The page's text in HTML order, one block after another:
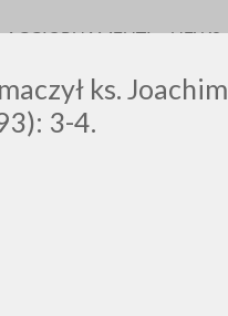
ks. Joachim
3-4.
AGGIORNAMENTIENEWS